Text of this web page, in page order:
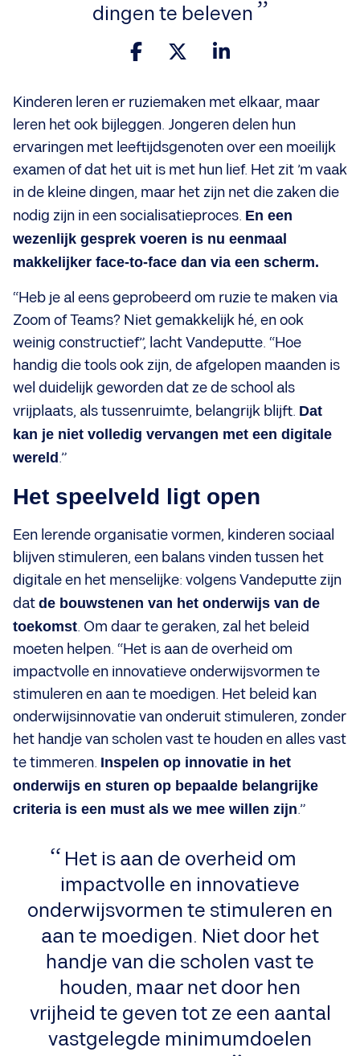
dingen te beleven
Kinderen leren er ruziemaken met elkaar, maar
leren het ook bijleggen. Jongeren delen hun
ervaringen met leeftijdsgenoten over een moeilijk
examen of dat het uit is met hun lief. Het zit ’m vaak
in de kleine dingen, maar het zijn net die zaken die
nodig zijn in een socialisatieproces. En een
wezenlijk gesprek voeren is nu eenmaal
makkelijker face-to-face dan via een scherm.
“Heb je al eens geprobeerd om ruzie te maken via
Zoom of Teams? Niet gemakkelijk hé, en ook
weinig constructief”, lacht Vandeputte. “Hoe
handig die tools ook zijn, de afgelopen maanden is
wel duidelijk geworden dat ze de school als
vrijplaats, als tussenruimte, belangrijk blijft. Dat
kan je niet volledig vervangen met een digitale
wereld.”
Het speelveld ligt open
Een lerende organisatie vormen, kinderen sociaal
blijven stimuleren, een balans vinden tussen het
digitale en het menselijke: volgens Vandeputte zijn
dat de bouwstenen van het onderwijs van de
toekomst. Om daar te geraken, zal het beleid
moeten helpen. “Het is aan de overheid om
impactvolle en innovatieve onderwijsvormen te
stimuleren en aan te moedigen. Het beleid kan
onderwijsinnovatie van onderuit stimuleren, zonder
het handje van scholen vast te houden en alles vast
te timmeren. Inspelen op innovatie in het
onderwijs en sturen op bepaalde belangrijke
criteria is een must als we mee willen zijn.”
Het is aan de overheid om
impactvolle en innovatieve
onderwijsvormen te stimuleren en
aan te moedigen. Niet door het
handje van die scholen vast te
houden, maar net door hen
vrijheid te geven tot ze een aantal
vastgelegde minimumdoelen